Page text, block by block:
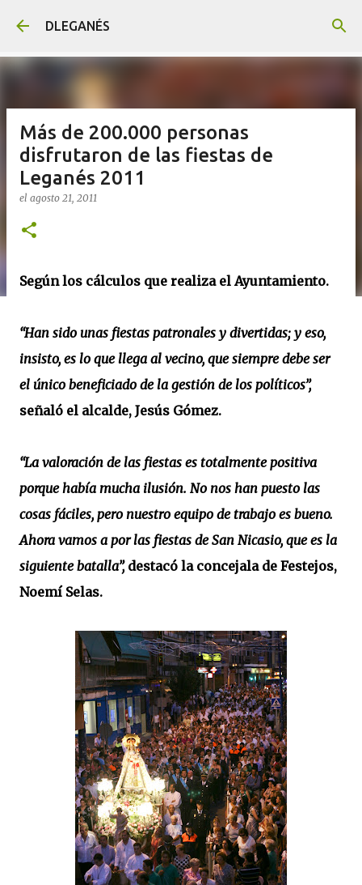
DLEGANÉS
Más de 200.000 personas
disfrutaron de las fiestas de
Leganés 2011
el agosto 21, 2011
Según los cálculos que realiza el Ayuntamiento.
“Han sido unas fiestas patronales y divertidas; y eso,
insisto, es lo que llega al vecino, que siempre debe ser
el único beneficiado de la gestión de los políticos”,
señaló el alcalde, Jesús Gómez.
“La valoración de las fiestas es totalmente positiva
porque había mucha ilusión. No nos han puesto las
cosas fáciles, pero nuestro equipo de trabajo es bueno.
Ahora vamos a por las fiestas de San Nicasio, que es la
siguiente batalla”, destacó la concejala de Festejos,
Noemí Selas.